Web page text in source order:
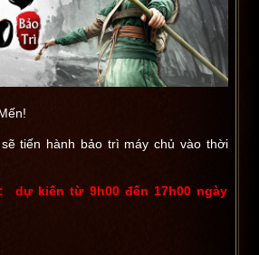
tiến hành bảo trì máy chủ vào thời
dự kiến từ 9h00 đến 17h00 ngày